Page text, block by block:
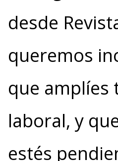
desde
queremos
que amplíes
laboral, y
estés